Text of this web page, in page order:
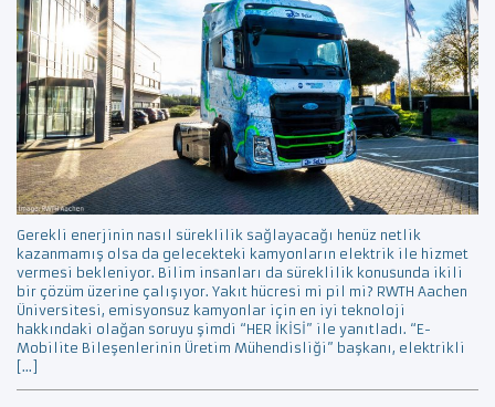
Gerekli enerjinin nasıl süreklilik sağlayacağı henüz netlik
kazanmamış olsa da gelecekteki kamyonların elektrik ile hizmet
vermesi bekleniyor. Bilim insanları da süreklilik konusunda ikili
bir çözüm üzerine çalışıyor. Yakıt hücresi mi pil mi? RWTH Aachen
Üniversitesi, emisyonsuz kamyonlar için en iyi teknoloji
hakkındaki olağan soruyu şimdi “HER İKİSİ” ile yanıtladı. “E-
Mobilite Bileşenlerinin Üretim Mühendisliği” başkanı, elektrikli
[…]